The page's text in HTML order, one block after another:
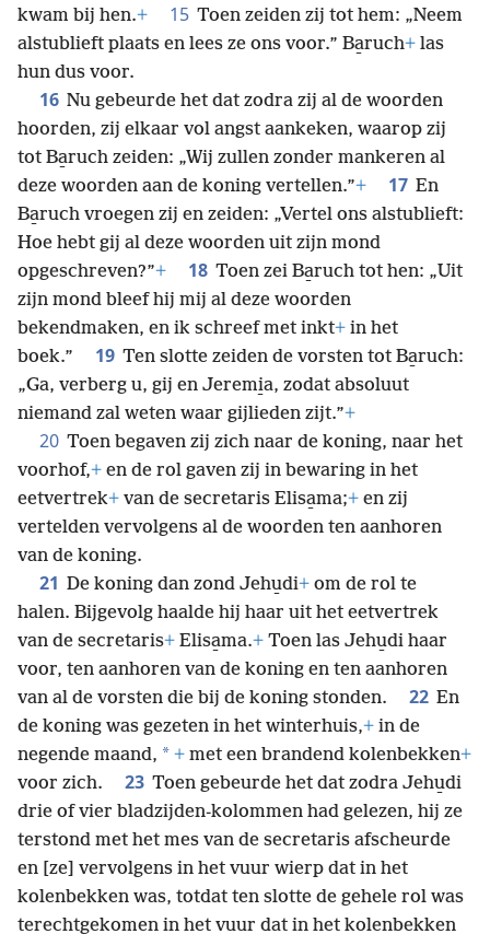
kwam bij hen.+ 15 Toen zeiden zij tot hem: „Neem
alstublieft plaats en lees ze ons voor.” Ba̱ruch+ las
hun dus voor.
16 Nu gebeurde het dat zodra zij al de woorden
hoorden, zij elkaar vol angst aankeken, waarop zij
tot Ba̱ruch zeiden: „Wij zullen zonder mankeren al
deze woorden aan de koning vertellen.”+ 17 En
Ba̱ruch vroegen zij en zeiden: „Vertel ons alstublieft:
Hoe hebt gij al deze woorden uit zijn mond
opgeschreven?”+ 18 Toen zei Ba̱ruch tot hen: „Uit
zijn mond bleef hij mij al deze woorden
bekendmaken, en ik schreef met inkt+ in het
boek.”
19 Ten slotte zeiden de vorsten tot Ba̱ruch:
„Ga, verberg u, gij en Jeremi̱a, zodat absoluut
niemand zal weten waar gijlieden zijt.”+
20 Toen begaven zij zich naar de koning, naar het
voorhof,+ en de rol gaven zij in bewaring in het
eetvertrek+ van de secretaris Elisa̱ma;+ en zij
vertelden vervolgens al de woorden ten aanhoren
van de koning.
21 De koning dan zond Jehu̱di+ om de rol te
halen. Bijgevolg haalde hij haar uit het eetvertrek
van de secretaris+ Elisa̱ma.+ Toen las Jehu̱di haar
voor, ten aanhoren van de koning en ten aanhoren
van al de vorsten die bij de koning stonden.
22 En
de koning was gezeten in het winterhuis,+ in de
negende maand, * + met een brandend kolenbekken+
voor zich.
23 Toen gebeurde het dat zodra Jehu̱di
drie of vier bladzijden-kolommen had gelezen, hij ze
terstond met het mes van de secretaris afscheurde
en [ze] vervolgens in het vuur wierp dat in het
kolenbekken was, totdat ten slotte de gehele rol was
terechtgekomen in het vuur dat in het kolenbekken